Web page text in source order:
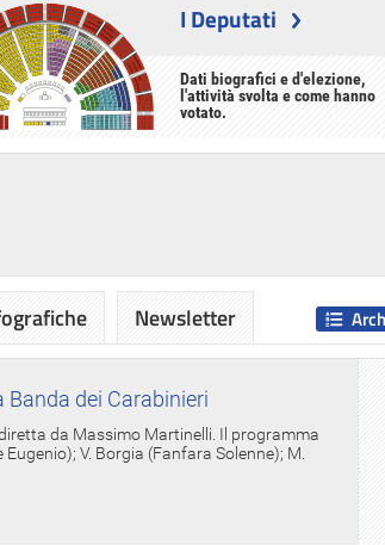
I Deputati
Dati biografici e d'elezione,
l'attività svolta e come hanno
votato.
dei Carabinieri
da Massimo Martinelli. Il programma
V. Borgia (Fanfara Solenne); M.
Newsletter